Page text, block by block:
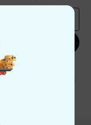
dem Erhalt von E-Mail-
zu. Die
finden Sie in